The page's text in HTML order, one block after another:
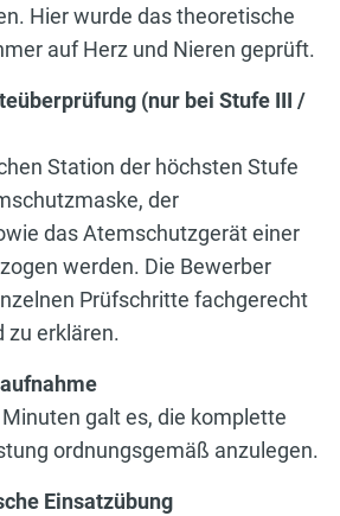
Hier wurde das theoretische
auf Herz und Nieren geprüft.
(nur bei Stufe III /
Station der höchsten Stufe
der
das Atemschutzgerät einer
werden. Die Bewerber
Prüfschritte fachgerecht
zu erklären.
galt es, die komplette
ordnungsgemäß anzulegen.
Einsatzübung